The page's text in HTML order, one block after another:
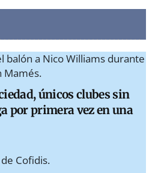
únicos clubes sin
por primera vez en una